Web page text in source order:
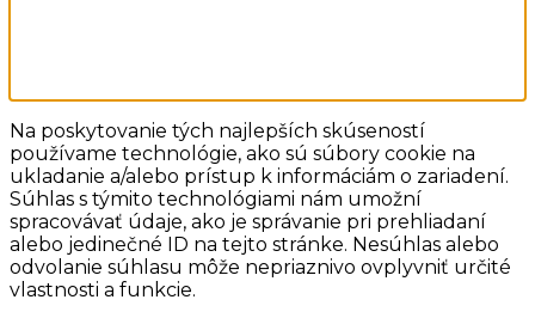
Na poskytovanie tých najlepších skúseností
používame technológie, ako sú súbory cookie na
ukladanie a/alebo prístup k informáciám o zariadení.
Súhlas s týmito technológiami nám umožní
spracovávať údaje, ako je správanie pri prehliadaní
alebo jedinečné ID na tejto stránke. Nesúhlas alebo
odvolanie súhlasu môže nepriaznivo ovplyvniť určité
vlastnosti a funkcie.